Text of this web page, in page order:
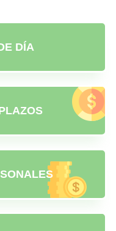
DÍA